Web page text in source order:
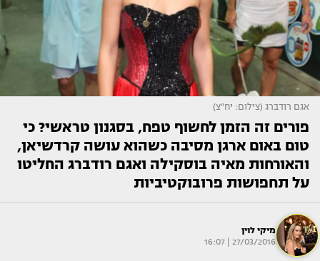
אגם רודברג (צילום: יח"צ)
פורים זה הזמן לחשוף טפח, בסגנון טראשי? כי
טום באום ארגן מסיבה כשהוא עושה קרדשיאן,
והאורחות מאיה בוסקילה ואגם רודברג החליטו
על תחפושות פרובוקטיביות
מיקי לוין
27/03/2016 | 16:07